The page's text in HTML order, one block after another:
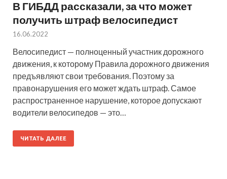
В ГИБДД рассказали, за что может
получить штраф велосипедист
16.06.2022
Велосипедист — полноценный участник дорожного
движения, к которому Правила дорожного движения
предъявляют свои требования. Поэтому за
правонарушения его может ждать штраф. Самое
распространенное нарушение, которое допускают
водители велосипедов — это…
ЧИТАТЬ ДАЛЕЕ